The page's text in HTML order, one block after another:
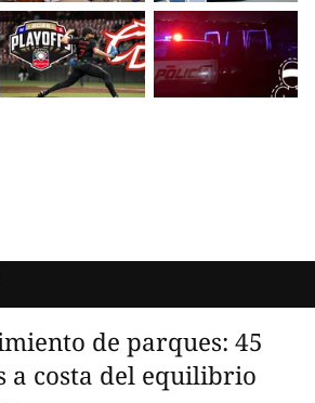
de parques: 45
a costa del equilibrio